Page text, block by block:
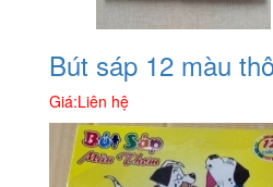
Bút sáp 12 màu
Giá:Liên hệ